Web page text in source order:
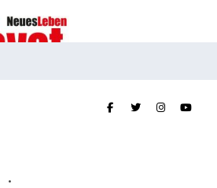
•